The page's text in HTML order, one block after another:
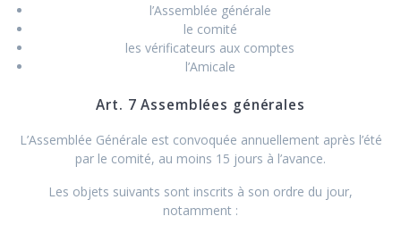
l’Assemblée générale
le comité
les vérificateurs aux comptes
l’Amicale
Art. 7 Assemblées générales
L’Assemblée Générale est convoquée annuellement après l’été
par le comité, au moins 15 jours à l’avance.
Les objets suivants sont inscrits à son ordre du jour,
notamment :